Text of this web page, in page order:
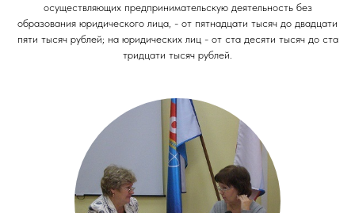
осуществляющих предпринимательскую деятельность без
образования юридического лица, - от пятнадцати тысяч до двадцати
пяти тысяч рублей; на юридических лиц - от ста десяти тысяч до ста
тридцати тысяч рублей.